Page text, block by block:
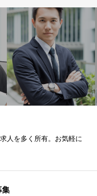
人を多く所有。お気軽に
集